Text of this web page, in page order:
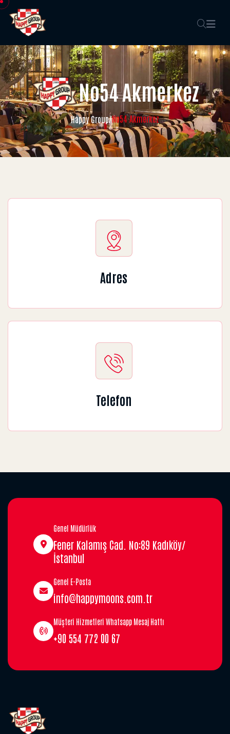
No54 Akmerkez
Happy Group/No54 Akmerkez
Adres
Telefon
Genel Müdürlük
Fener Kalamış Cad. No:89 Kadıköy/
İstanbul
Genel E-Posta
info@happymoons.com.tr
Müşteri Hizmetleri Whatsapp Mesaj Hattı
+90 554 772 00 67